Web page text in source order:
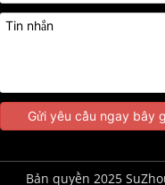
Gửi yêu cầu ngay bây
Bản quyền 2025